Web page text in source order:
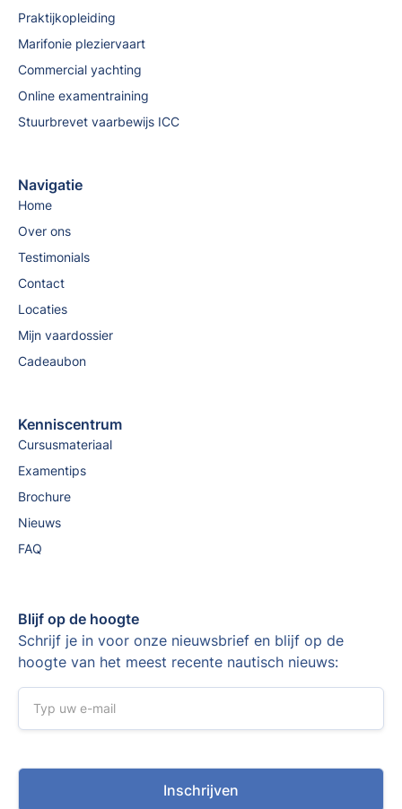
Praktijkopleiding
Marifonie pleziervaart
Commercial yachting
Online examentraining
Stuurbrevet vaarbewijs ICC
Navigatie
Home
Over ons
Testimonials
Contact
Locaties
Mijn vaardossier
Cadeaubon
Kenniscentrum
Cursusmateriaal
Examentips
Brochure
Nieuws
FAQ
Blijf op de hoogte
Schrijf je in voor onze nieuwsbrief en blijf op de
hoogte van het meest recente nautisch nieuws: